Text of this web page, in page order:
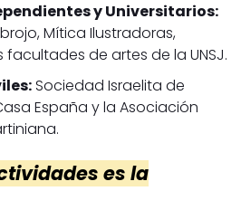
y Universitarios:
Mítica Ilustradoras,
facultades de artes de la UNSJ.
Sociedad Israelita de
España y la Asociación
es la